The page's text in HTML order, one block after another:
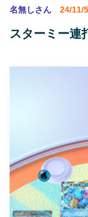
名無しさん 24/11/
スターミー連